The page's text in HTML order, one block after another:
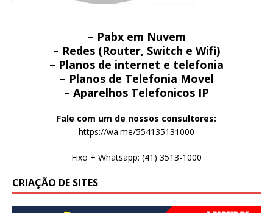
– Pabx em Nuvem
– Redes (Router, Switch e Wifi)
– Planos de internet e telefonia
– Planos de Telefonia Movel
– Aparelhos Telefonicos IP
Fale com um de nossos consultores:
https://wa.me/554135131000
Fixo + Whatsapp: (41) 3513-1000
CRIAÇÃO DE SITES